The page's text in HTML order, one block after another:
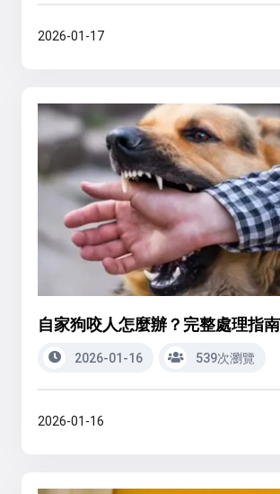
2026-01-17
自家狗咬人怎麼辦？完整處理指
2026-01-16 539次瀏覽
2026-01-16